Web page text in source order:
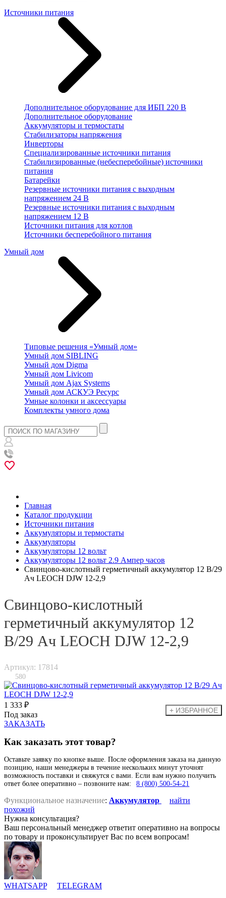
Источники питания
Дополнительное оборудование для ИБП 220 В
Дополнительное оборудование
Аккумуляторы и термостаты
Стабилизаторы напряжения
Инверторы
Специализированные источники питания
Стабилизированные (небесперебойные) источники
питания
Батарейки
Резервные источники питания с выходным
напряжением 24 В
Резервные источники питания с выходным
напряжением 12 В
Источники питания для котлов
Источники бесперебойного питания
Умный дом
Типовые решения «Умный дом»
Умный дом SIBLING
Умный дом Digma
Умный дом Livicom
Умный дом Ajax Systems
Умный дом АСКУЭ Ресурс
Умные колонки и аксессуары
Комплекты умного дома
Главная
Каталог продукции
Источники питания
Аккумуляторы и термостаты
Аккумуляторы
Аккумуляторы 12 вольт
Аккумуляторы 12 вольт 2.9 Ампер часов
Свинцово-кислотный герметичный аккумулятор 12 В/29
Ач LEOCH DJW 12-2,9
Свинцово-кислотный
герметичный аккумулятор 12
В/29 Ач LEOCH DJW 12-2,9
Артикул: 17814
580
1 333 ₽
Под заказ
ЗАКАЗАТЬ
Как заказать этот товар?
Оставьте заявку по кнопке выше. После оформления заказа на данную
позицию, наши менеджеры в течение нескольких минут уточнят
возможность поставки и свяжутся с вами. Если вам нужно получить
ответ более оперативно – позвоните нам:
8 (800) 500-54-21
Функциональное назначение: Аккумулятор
найти
похожий
Нужна консультация?
Ваш персональный менеджер ответит оперативно на вопросы
по товару и проконсультирует Вас по всем вопросам!
WHATSAPP TELEGRAM